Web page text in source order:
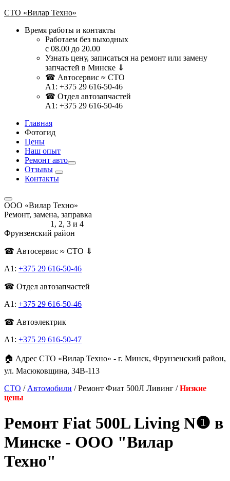
СТО «Вилар Техно»
Время работы и контакты
Работаем без выходных
с 08.00 до 20.00
Узнать цену, записаться на ремонт или замену
запчастей в Минске ⇓
☎ Автосервис ≈ СТО
A1: +375 29 616-50-46
☎ Отдел автозапчастей
A1: ‎+375 29 616-50-46
Главная
Фотогид
Цены
Наш опыт
Ремонт авто
Отзывы
Контакты
ООО «Вилар Техно»
Ремонт, замена, заправка
1, 2, 3 и 4
Фрунзенский район
☎ Автосервис ≈ СТО ⇓
А1: +375 29 616-50-46
☎ Отдел автозапчастей
A1: +375 29 616-50-46
☎ Автоэлектрик
A1: +375 29 616-50-47
🏠 Адрес СТО «Вилар Техно» - г. Минск, Фрунзенский район,
ул. Масюковщина, 34В-113
СТО / Автомобили / Ремонт Фиат 500Л Ливинг /Низкие
цены
Ремонт Fiat 500L Living N❶ в
Минске - ООО "Вилар
Техно"